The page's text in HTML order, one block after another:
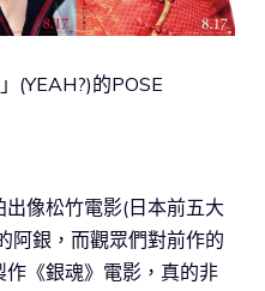
(YEAH?)的POSE
出像松竹電影(日本前五大
阿銀，而觀眾們對前作的
《銀魂》電影，真的非